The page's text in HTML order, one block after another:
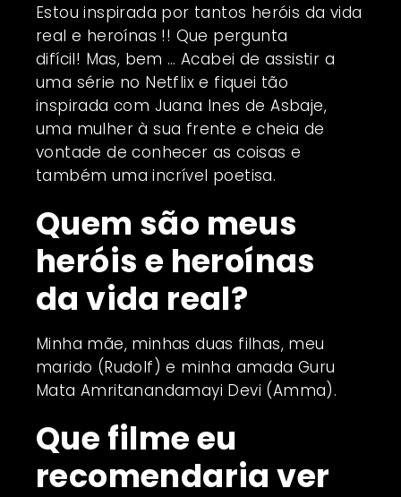
Estou inspirada por tantos heróis da vida
real e heroínas !! Que pergunta
difícil! Mas, bem … Acabei de assistir a
uma série no Netflix e fiquei tão
inspirada com Juana Ines de Asbaje,
uma mulher à sua frente e cheia de
vontade de conhecer as coisas e
também uma incrível poetisa.
Quem são meus
heróis e heroínas
da vida real?
Minha mãe, minhas duas filhas, meu
marido (Rudolf) e minha amada Guru
Mata Amritanandamayi Devi (Amma).
Que filme eu
recomendaria ver